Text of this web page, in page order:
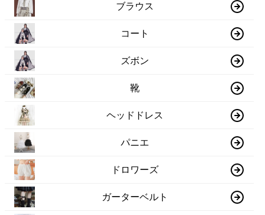
ブラウス
コート
ズボン
靴
ヘッドドレス
パニエ
ドロワーズ
ガーターベルト